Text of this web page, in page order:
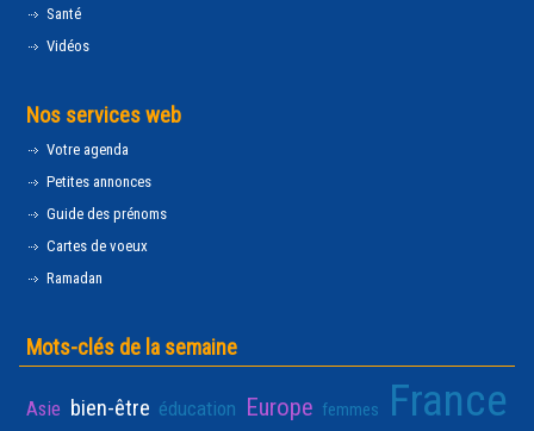
Santé
Vidéos
Nos services web
Votre agenda
Petites annonces
Guide des prénoms
Cartes de voeux
Ramadan
Mots-clés de la semaine
Asie bien-être éducation Europe femmes France